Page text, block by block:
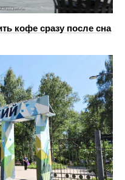
кофе сразу после сна